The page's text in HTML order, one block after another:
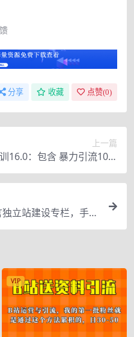
分享 收藏 点赞(0)
上一篇
16.0：包含 暴力引流10W
卖家流量破局技巧 等等！
立站建设专栏，手把
VIP